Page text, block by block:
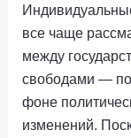
все чаще
между
свободами —
фоне
изменений.